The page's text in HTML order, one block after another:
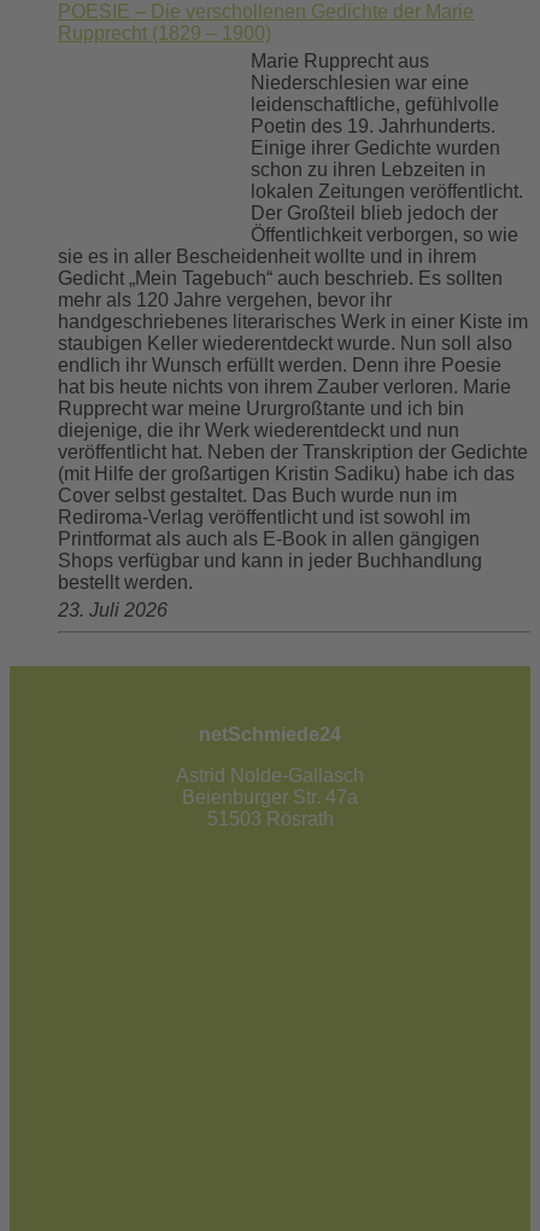
POESIE – Die verschollenen Gedichte der Marie
Rupprecht (1829 – 1900)
Marie Rupprecht aus
Niederschlesien war eine
leidenschaftliche, gefühlvolle
Poetin des 19. Jahrhunderts.
Einige ihrer Gedichte wurden
schon zu ihren Lebzeiten in
lokalen Zeitungen veröffentlicht.
Der Großteil blieb jedoch der
Öffentlichkeit verborgen, so wie
sie es in aller Bescheidenheit wollte und in ihrem
Gedicht „Mein Tagebuch“ auch beschrieb. Es sollten
mehr als 120 Jahre vergehen, bevor ihr
handgeschriebenes literarisches Werk in einer Kiste im
staubigen Keller wiederentdeckt wurde. Nun soll also
endlich ihr Wunsch erfüllt werden. Denn ihre Poesie
hat bis heute nichts von ihrem Zauber verloren. Marie
Rupprecht war meine Ururgroßtante und ich bin
diejenige, die ihr Werk wiederentdeckt und nun
veröffentlicht hat. Neben der Transkription der Gedichte
(mit Hilfe der großartigen Kristin Sadiku) habe ich das
Cover selbst gestaltet. Das Buch wurde nun im
Rediroma-Verlag veröffentlicht und ist sowohl im
Printformat als auch als E-Book in allen gängigen
Shops verfügbar und kann in jeder Buchhandlung
bestellt werden.
23. Juli 2026
netSchmiede24
Astrid Nolde-Gallasch
Beienburger Str. 47a
51503 Rösrath